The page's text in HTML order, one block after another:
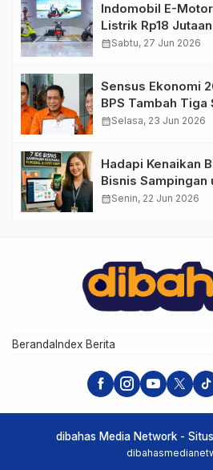
Indomobil E-
Listrik Rp18
Penasaran
calendar_monthSabtu, 27 Jun 2026
Sensus Ekonomi
BPS Tambah Tiga
calendar_monthSelasa, 23 Jun 2026
Hadapi Kenaikan
Bisnis Sampingan
yang Waktunya
calendar_monthSenin, 22 Jun 2026
Beranda Index Berita
dibahas Media Network -